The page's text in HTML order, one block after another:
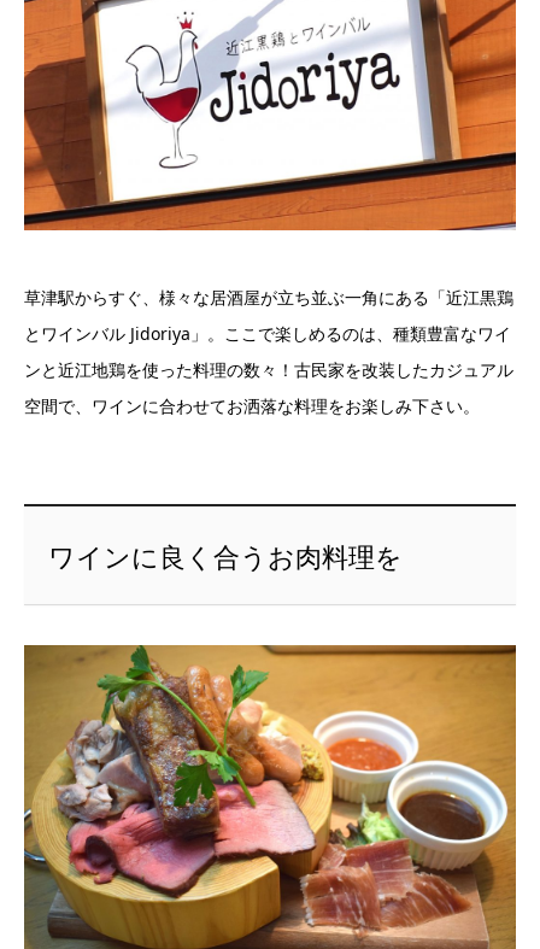
草津駅からすぐ、様々な居酒屋が立ち並ぶ一角にある「近江黒鶏
とワインバル Jidoriya」。ここで楽しめるのは、種類豊富なワイ
ンと近江地鶏を使った料理の数々！古民家を改装したカジュアル
空間で、ワインに合わせてお洒落な料理をお楽しみ下さい。
ワインに良く合うお肉料理を